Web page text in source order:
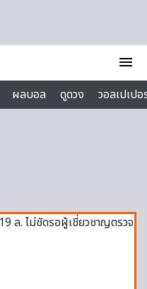
menu
ผลบอล ดูดวง
วอลเปเป